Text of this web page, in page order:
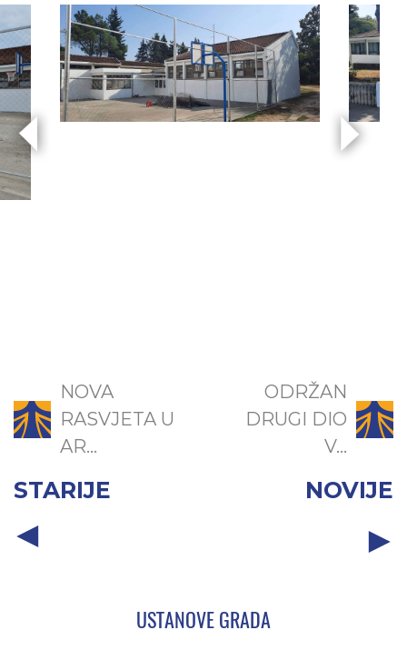
NOVA
RASVJETA U
AR...
STARIJE
ODRŽAN
DRUGI DIO
V...
NOVIJE
USTANOVE GRADA